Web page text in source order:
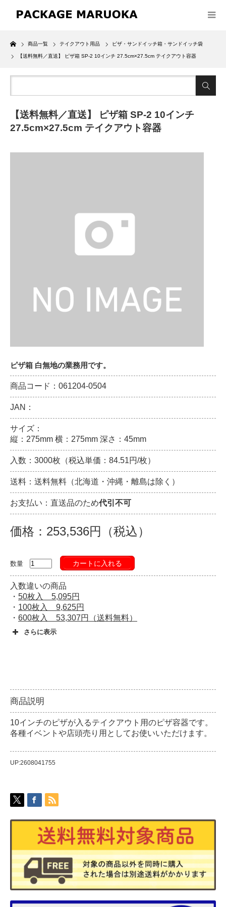
Home
商品一覧 テイクアウト用品 ピザ・サンドイッチ箱・サンドイッチ袋
【送料無料／直送】 ピザ箱 SP-2 10インチ 27.5cm×27.5cm テイクアウト容器
【送料無料／直送】 ピザ箱 SP-2 10インチ
27.5cm×27.5cm テイクアウト容器
ピザ箱 白無地の業務用です。
商品コード：061204-0504
JAN：
サイズ：
縦：275mm 横：275mm 深さ：45mm
入数：3000枚（税込単価：84.51円/枚）
送料：送料無料（北海道・沖縄・離島は除く）
お支払い：直送品のため代引不可
価格：253,536円（税込）
数量 カートに入れる
入数違いの商品
・ 50枚入 5,095円
・ 100枚入 9,625円
・ 600枚入 53,307円（送料無料）
さらに表示
商品説明
10インチのピザが入るテイクアウト用のピザ容器です。
各種イベントや店頭売り用としてお使いいただけます。
UP:2608041755